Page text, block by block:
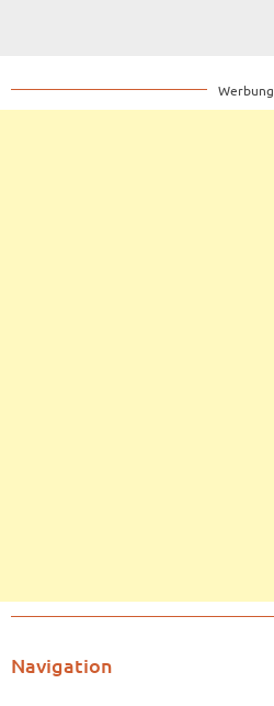
Werbung
Navigation